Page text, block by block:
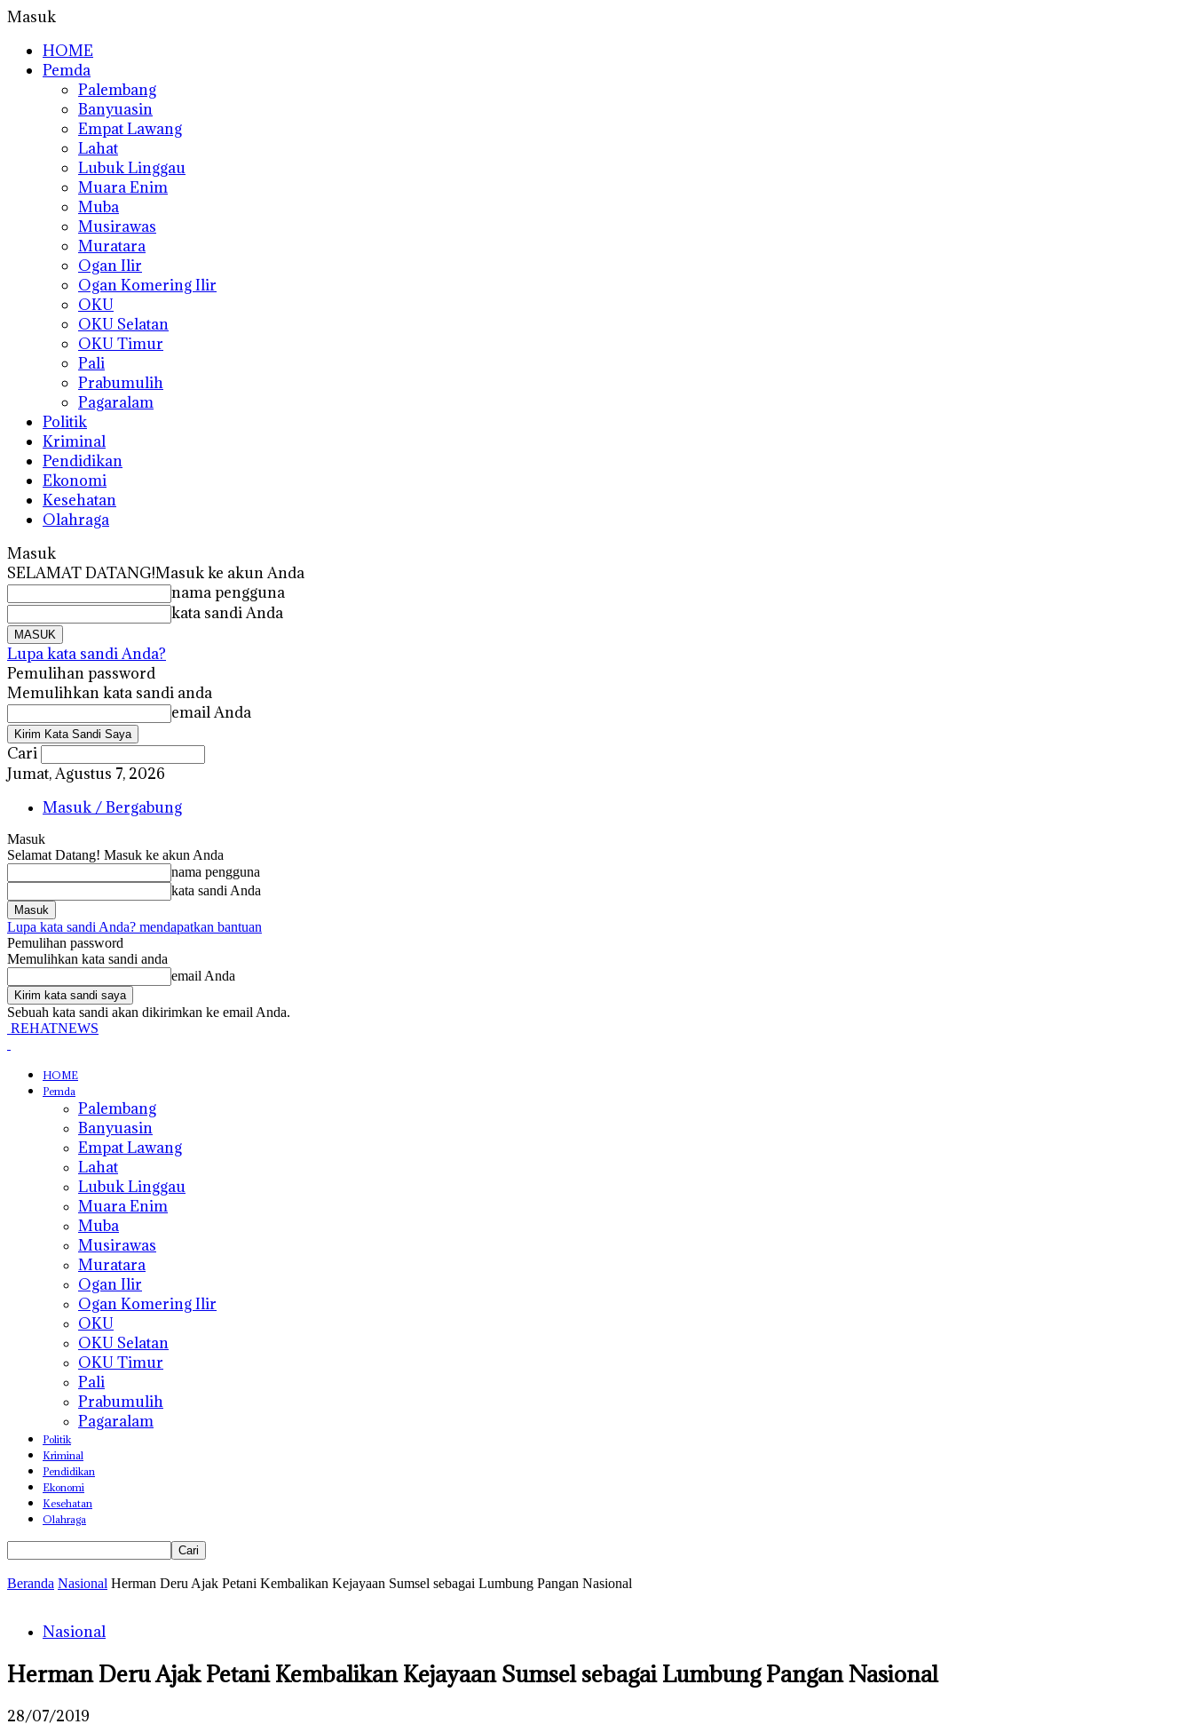
Masuk
HOME
Pemda
Palembang
Banyuasin
Empat Lawang
Lahat
Lubuk Linggau
Muara Enim
Muba
Musirawas
Muratara
Ogan Ilir
Ogan Komering Ilir
OKU
OKU Selatan
OKU Timur
Pali
Prabumulih
Pagaralam
Politik
Kriminal
Pendidikan
Ekonomi
Kesehatan
Olahraga
Masuk
SELAMAT DATANG!Masuk ke akun Anda
nama pengguna
kata sandi Anda
Lupa kata sandi Anda?
Pemulihan password
Memulihkan kata sandi anda
email Anda
Cari
Jumat, Agustus 7, 2026
Masuk / Bergabung
Masuk
Selamat Datang! Masuk ke akun Anda
nama pengguna
kata sandi Anda
Lupa kata sandi Anda? mendapatkan bantuan
Pemulihan password
Memulihkan kata sandi anda
email Anda
Sebuah kata sandi akan dikirimkan ke email Anda.
REHATNEWS
HOME
Pemda
Palembang
Banyuasin
Empat Lawang
Lahat
Lubuk Linggau
Muara Enim
Muba
Musirawas
Muratara
Ogan Ilir
Ogan Komering Ilir
OKU
OKU Selatan
OKU Timur
Pali
Prabumulih
Pagaralam
Politik
Kriminal
Pendidikan
Ekonomi
Kesehatan
Olahraga
Beranda Nasional Herman Deru Ajak Petani Kembalikan Kejayaan Sumsel sebagai Lumbung Pangan Nasional
Nasional
Herman Deru Ajak Petani Kembalikan Kejayaan Sumsel sebagai Lumbung Pangan Nasional
28/07/2019